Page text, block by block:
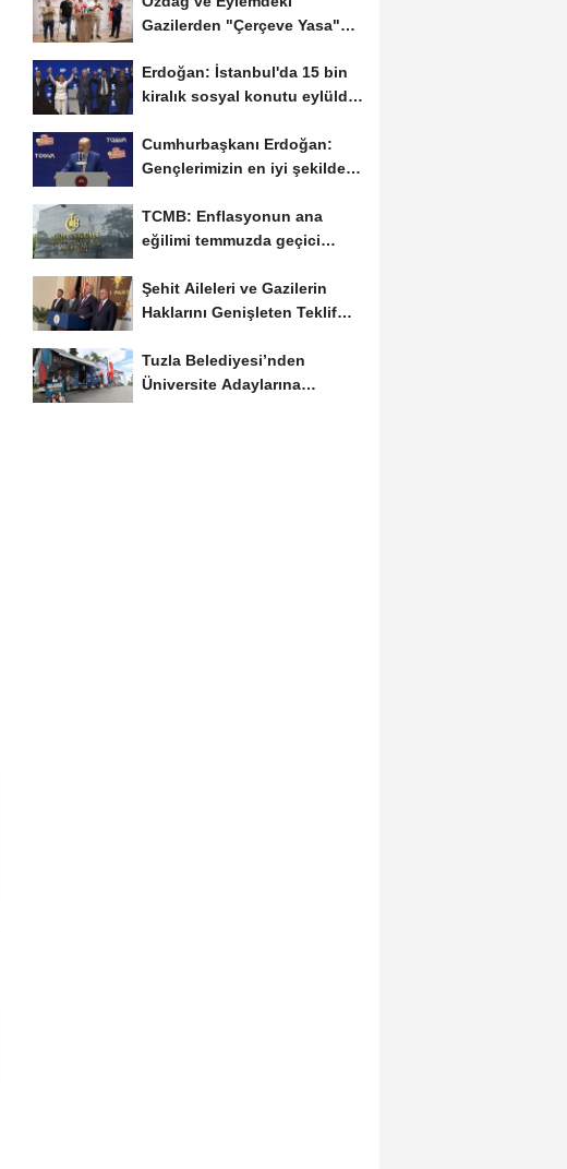
Gazilerden "Çerçeve Yasa"
Erdoğan: İstanbul'da 15 bin
kiralık sosyal konutu eylülde
Cumhurbaşkanı Erdoğan:
Gençlerimizin en iyi şekilde
TCMB: Enflasyonun ana
eğilimi temmuzda geçici
Şehit Aileleri ve Gazilerin
Haklarını Genişleten Teklif
Tuzla Belediyesi’nden
Üniversite Adaylarına